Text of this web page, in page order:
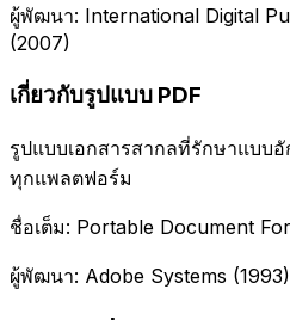
ผู้พัฒนา: International Digital
(2007)
เกี่ยวกับรูปแบบ PDF
รูปแบบเอกสารสากลที่รักษาแบบ
ทุกแพลตฟอร์ม
ชื่อเต็ม: Portable Document
ผู้พัฒนา: Adobe Systems (1993)